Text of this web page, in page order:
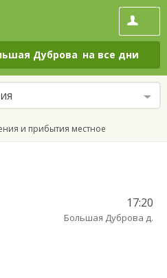
Дуброва на все дни
и прибытия местное
17:20
Большая Дуброва д.